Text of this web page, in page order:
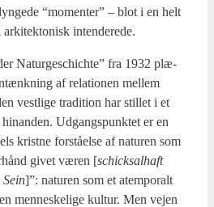
“momen­ter” – blot i en helt
inten­de­re­de.
Natur­ge­s­chi­ch­te” fra 1932 plæ­
af rela­tio­nen mel­lem
vest­li­ge tra­di­tion har stil­let i et
Udgangs­punk­tet er en
krist­ne for­stå­el­se af natu­ren som
givet væren [schick­sal­haft
Sein]”: natu­ren som et atem­poralt
men­ne­ske­li­ge kul­tur. Men vej­en